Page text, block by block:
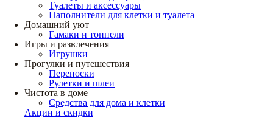
Туалеты и аксессуары
Наполнители для клетки и туалета
Домашний уют
Гамаки и тоннели
Игры и развлечения
Игрушки
Прогулки и путешествия
Переноски
Рулетки и шлеи
Чистота в доме
Средства для дома и клетки
Акции и скидки